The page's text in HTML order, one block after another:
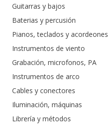
Guitarras y bajos
Baterias y percusión
Pianos, teclados y acordeones
Instrumentos de viento
Grabación, microfonos, PA
Instrumentos de arco
Cables y conectores
Iluminación, máquinas
Librería y métodos